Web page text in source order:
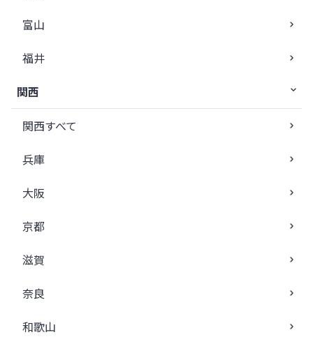
富山
福井
関西
関西すべて
兵庫
大阪
京都
滋賀
奈良
和歌山